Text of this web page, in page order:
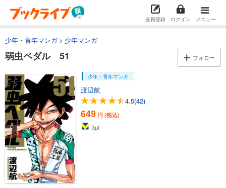
会員登録 ログイン メニュー
少年・青年マンガ 少年マンガ
弱虫ペダル 51 フォロー
少年・青年マンガ
渡辺航
4.5(42)
649 円 (税込)
3pt
649円 (税込)
カート
あらすじを表示する
弱虫ペダル 43
649 円 (税込)
あらすじを表示する
弱虫ペダル 44
649円 (税込)